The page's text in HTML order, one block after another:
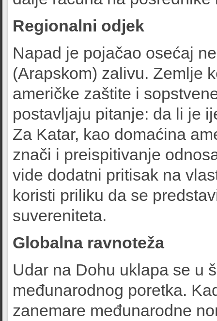
Regionalni odjek
Napad je pojačao osećaj
(Arapskom) zalivu. Zemlje
američke zaštite i
postavljaju pitanje: da li je
Za Katar, kao domaćina
znači i preispitivanje
vide dodatni pritisak na
koristi priliku da se
suvereniteta.
Globalna ravnoteža
Udar na Dohu uklapa se u
međunarodnog poretka.
zanemare međunarodne